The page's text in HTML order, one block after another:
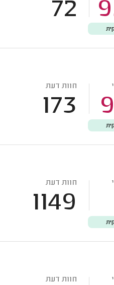
72
חוות דעת
173
חוות דעת
1149
חוות דעת